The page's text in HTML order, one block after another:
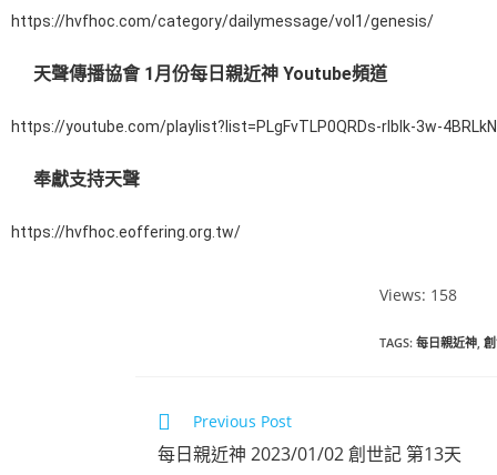
https://hvfhoc.com/category/dailymessage/vol1/genesis/
天聲傳播協會 1月份每日親近神 Youtube頻道
https://youtube.com/playlist?list=PLgFvTLP0QRDs-rIbIk-3w-
奉獻支持天聲
https://hvfhoc.eoffering.org.tw/
Views: 158
TAGS: 每日親近神
Previous Post
每日親近神 2023/01/02 創世記 第13天